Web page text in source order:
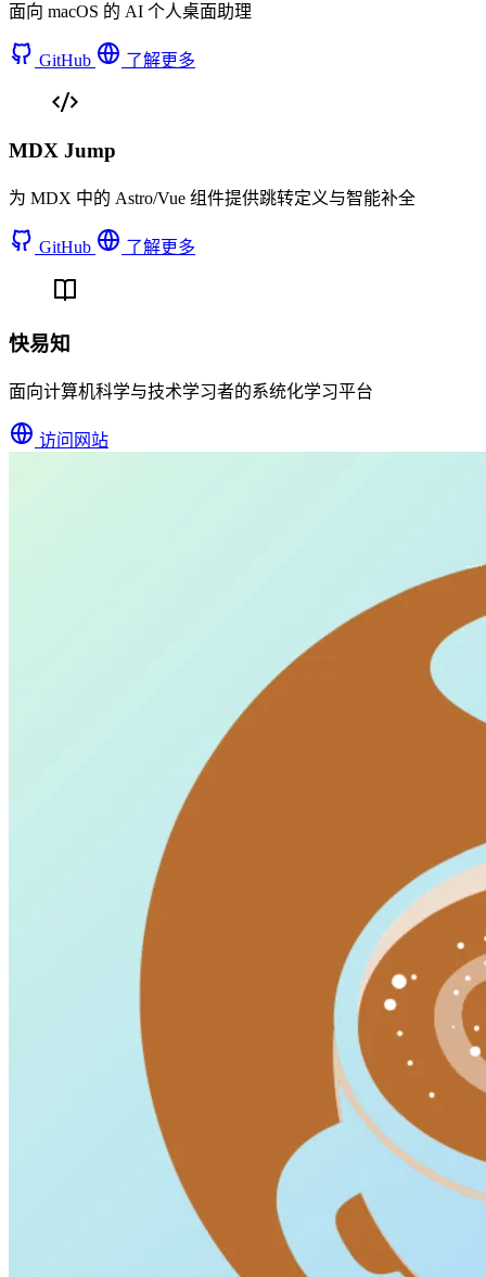
面向 macOS 的 AI 个人桌面助理
GitHub 了解更多
MDX Jump
为 MDX 中的 Astro/Vue 组件提供跳转定义与智能补全
GitHub 了解更多
快易知
面向计算机科学与技术学习者的系统化学习平台
访问网站